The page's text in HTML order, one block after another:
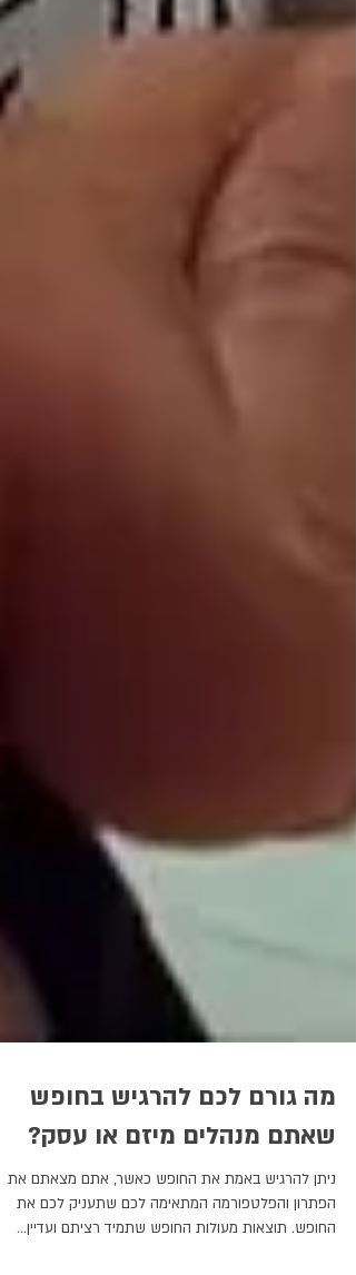
מה גורם לכם להרגיש בחופש
שאתם מנהלים מיזם או עסק?
ניתן להרגיש באמת את החופש כאשר, אתם מצאתם את